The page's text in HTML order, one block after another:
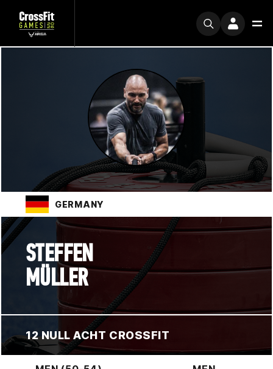
GERMANY
STEFFEN
MÜLLER
12 NULL ACHT CROSSFIT